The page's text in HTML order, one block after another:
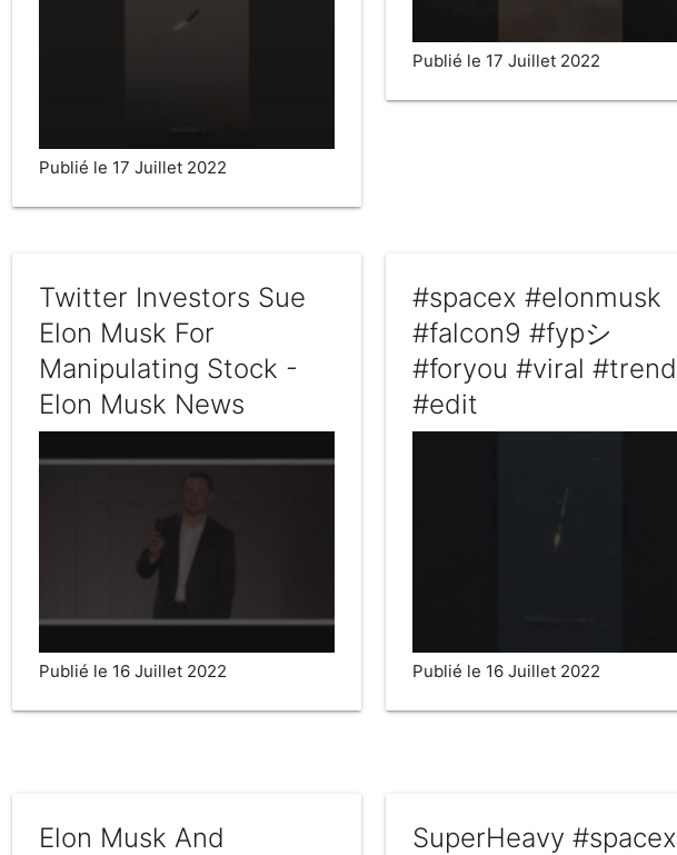
Publié le 17 Juillet 2022
Publié le 17 Juillet 2022
Twitter Investors Sue
Elon Musk For
Manipulating Stock -
Elon Musk News
Publié le 16 Juillet 2022
#spacex #elonmusk
#falcon9 #fypシ
#foryou #viral #trend
#edit
Publié le 16 Juillet 2022
Elon Musk And
SuperHeavy #spacex